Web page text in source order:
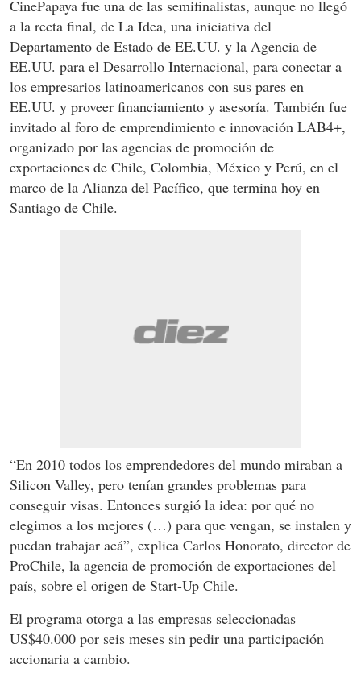
CinePapaya fue una de las semifinalistas, aunque no llegó
a la recta final, de La Idea, una iniciativa del
Departamento de Estado de EE.UU. y la Agencia de
EE.UU. para el Desarrollo Internacional, para conectar a
los empresarios latinoamericanos con sus pares en
EE.UU. y proveer financiamiento y asesoría. También fue
invitado al foro de emprendimiento e innovación LAB4+,
organizado por las agencias de promoción de
exportaciones de Chile, Colombia, México y Perú, en el
marco de la Alianza del Pacífico, que termina hoy en
Santiago de Chile.
“En 2010 todos los emprendedores del mundo miraban a
Silicon Valley, pero tenían grandes problemas para
conseguir visas. Entonces surgió la idea: por qué no
elegimos a los mejores (…) para que vengan, se instalen y
puedan trabajar acá”, explica Carlos Honorato, director de
ProChile, la agencia de promoción de exportaciones del
país, sobre el origen de Start-Up Chile.
El programa otorga a las empresas seleccionadas
US$40.000 por seis meses sin pedir una participación
accionaria a cambio.